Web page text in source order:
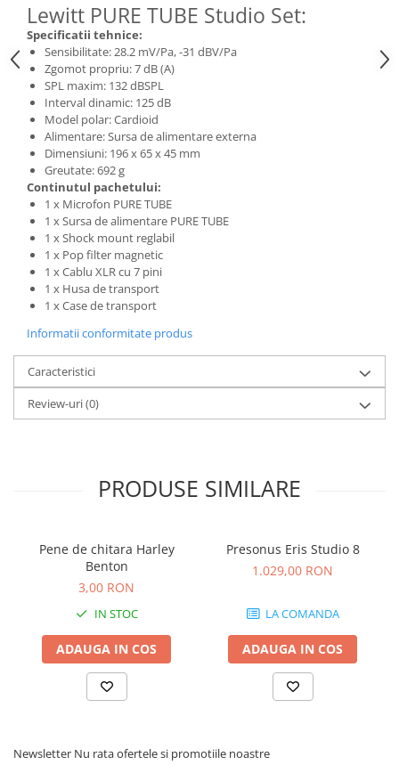
Lewitt PURE TUBE Studio Set:
Specificatii tehnice:
Sensibilitate: 28.2 mV/Pa, -31 dBV/Pa
Zgomot propriu: 7 dB (A)
SPL maxim: 132 dBSPL
Interval dinamic: 125 dB
Model polar: Cardioid
Alimentare: Sursa de alimentare externa
Dimensiuni: 196 x 65 x 45 mm
Greutate: 692 g
Continutul pachetului:
1 x Microfon PURE TUBE
1 x Sursa de alimentare PURE TUBE
1 x Shock mount reglabil
1 x Pop filter magnetic
1 x Cablu XLR cu 7 pini
1 x Husa de transport
1 x Case de transport
Informatii conformitate produs
Caracteristici
Review-uri(0)
PRODUSE SIMILARE
Pene de chitara Harley
Benton
3,00 RON
IN STOC
ADAUGA IN COS
Presonus Eris Studio 8
1.029,00 RON
LA COMANDA
ADAUGA IN COS
Newsletter Nu rata ofertele si promotiile noastre